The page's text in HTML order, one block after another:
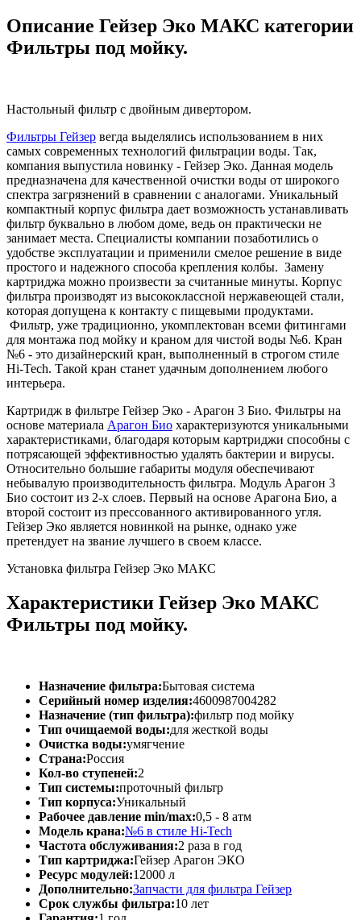
Описание Гейзер Эко МАКС категории
Фильтры под мойку.
Настольный фильтр с двойным дивертором.
Фильтры Гейзер вегда выделялись использованием в них
самых современных технологий фильтрации воды. Так,
компания выпустила новинку - Гейзер Эко. Данная модель
предназначена для качественной очистки воды от широкого
спектра загрязнений в сравнении с аналогами. Уникальный
компактный корпус фильтра дает возможность устанавливать
фильтр буквально в любом доме, ведь он практически не
занимает места. Специалисты компании позаботились о
удобстве эксплуатации и применили смелое решение в виде
простого и надежного способа крепления колбы. Замену
картриджа можно произвести за считанные минуты. Корпус
фильтра производят из высококлассной нержавеющей стали,
которая допущена к контакту с пищевыми продуктами.
Фильтр, уже традиционно, укомплектован всеми фитингами
для монтажа под мойку и краном для чистой воды №6. Кран
№6 - это дизайнерский кран, выполненный в строгом стиле
Hi-Tech. Такой кран станет удачным дополнением любого
интерьера.
Картридж в фильтре Гейзер Эко - Арагон 3 Био. Фильтры на
основе материала Арагон Био характеризуются уникальными
характеристиками, благодаря которым картриджи способны с
потрясающей эффективностью удалять бактерии и вирусы.
Относительно большие габариты модуля обеспечивают
небывалую производительность фильтра. Модуль Арагон 3
Био состоит из 2-х слоев. Первый на основе Арагона Био, а
второй состоит из прессованного активированного угля.
Гейзер Эко является новинкой на рынке, однако уже
претендует на звание лучшего в своем классе.
Установка фильтра Гейзер Эко МАКС
Характеристики Гейзер Эко МАКС
Фильтры под мойку.
Назначение фильтра:Бытовая система
Серийный номер изделия:4600987004282
Назначение (тип фильтра):фильтр под мойку
Тип очищаемой воды:для жесткой воды
Очистка воды:умягчение
Страна:Россия
Кол-во ступеней:2
Тип системы:проточный фильтр
Тип корпуса:Уникальный
Рабочее давление min/max:0,5 - 8 атм
Модель крана:№6 в стиле Hi-Tech
Частота обслуживания:2 раза в год
Тип картриджа:Гейзер Арагон ЭКО
Ресурс модулей:12000 л
Дополнительно:Запчасти для фильтра Гейзер
Срок службы фильтра:10 лет